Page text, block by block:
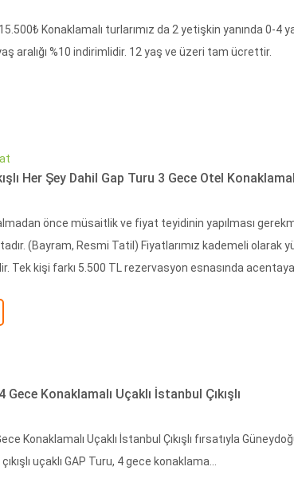
Konaklamalı turlarımız da 2 yetişkin yanında
aralığı %10 indirimlidir. 12 yaş ve üzeri tam ücrettir.
Her Şey Dahil Gap Turu 3 Gece Otel
almadan önce müsaitlik ve fiyat teyidinin yapılması
(Bayram, Resmi Tatil) Fiyatlarımız kademeli olarak
Tek kişi farkı 5.500 TL rezervasyon esnasında
Konaklamalı Uçaklı İstanbul Çıkışlı
Konaklamalı Uçaklı İstanbul Çıkışlı fırsatıyla
uçaklı GAP Turu, 4 gece konaklama...